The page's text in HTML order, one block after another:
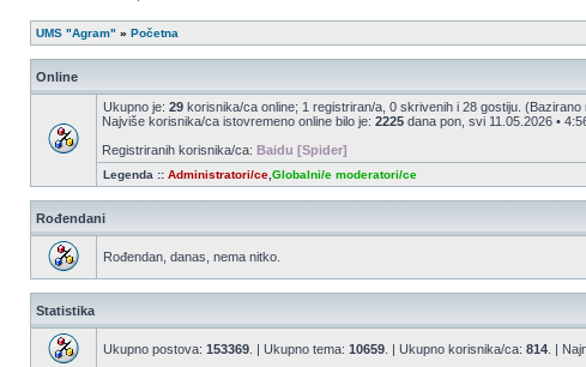
UMS "Agram" » Početna
Online
Ukupno je: 29 korisnika/ca online; 1 registriran/a, 0 skrivenih i 28 gostiju.
Najviše korisnika/ca istovremeno online bilo je: 2225 dana pon, svi 11.05.2026 •
Registriranih korisnika/ca: Baidu [Spider]
Legenda :: Administratori/ce Globalni/e moderatori/ce
Rođendani
Rođendan, danas, nema nitko.
Statistika
Ukupno postova: 153369 . | Ukupno tema: 10659 . | Ukupno korisnika/ca: 814 . |